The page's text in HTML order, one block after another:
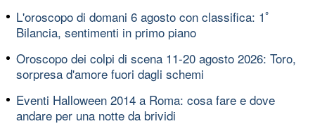
L'oroscopo di domani 6 agosto con classifica: 1ﾟ
Bilancia, sentimenti in primo piano
Oroscopo dei colpi di scena 11-20 agosto 2026: Toro,
sorpresa d'amore fuori dagli schemi
Eventi Halloween 2014 a Roma: cosa fare e dove
andare per una notte da brividi